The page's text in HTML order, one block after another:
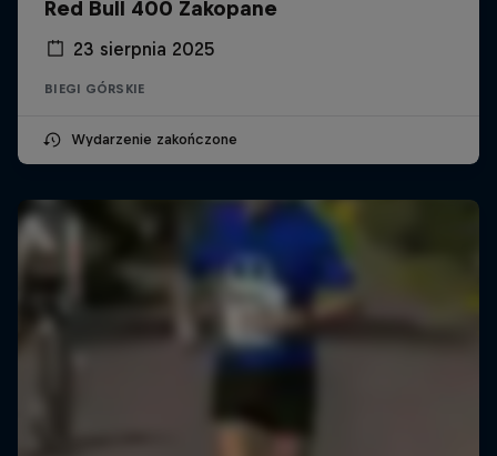
Red Bull 400 Zakopane
23 sierpnia 2025
BIEGI GÓRSKIE
Wydarzenie zakończone